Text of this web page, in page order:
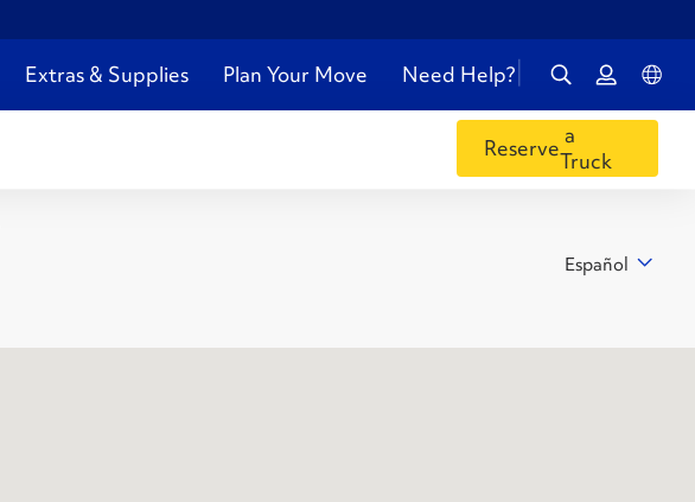
Extras & Supplies Plan Your Move Need Help?
Reservea
Truck
Español